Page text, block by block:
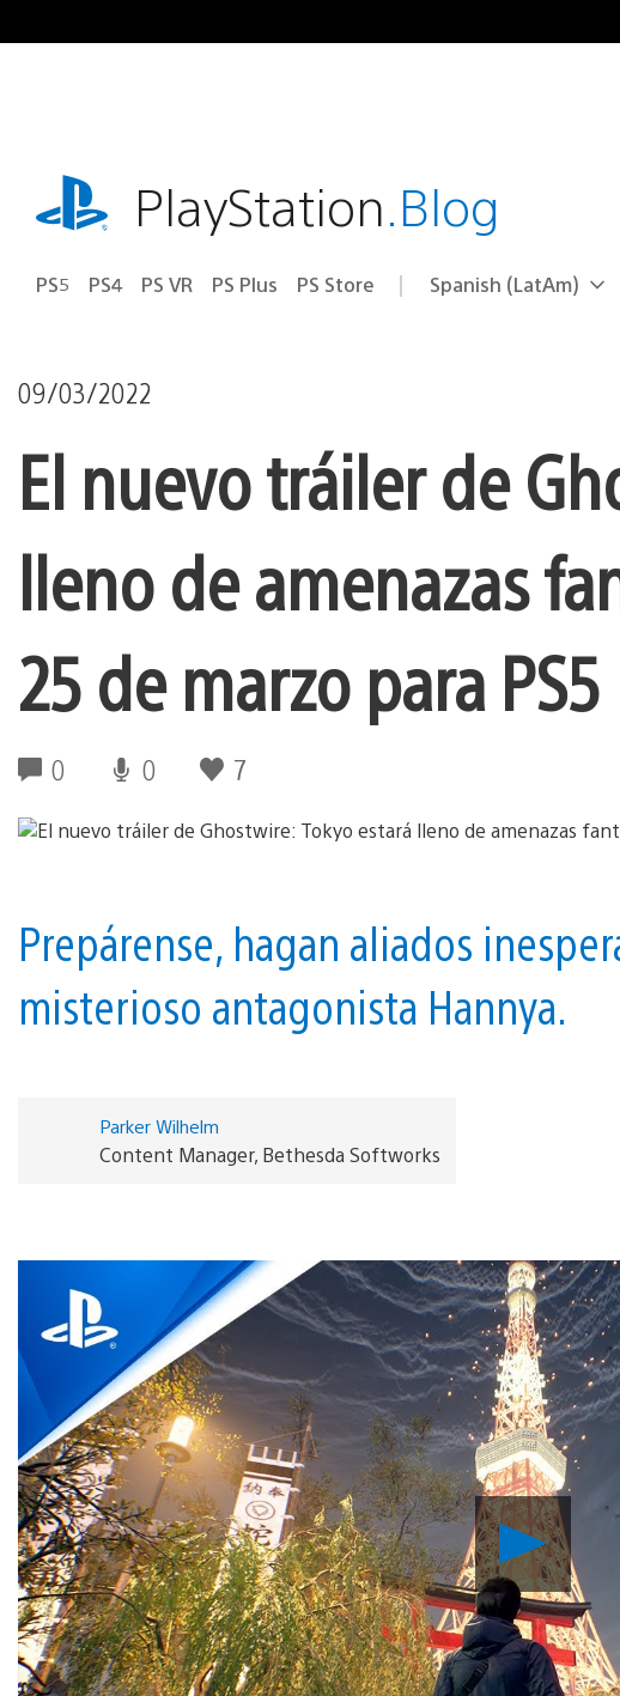
al
playstation.comPlayStation.Blog
PS5 PS4 PS VR PS Plus PS Store Elige
Región
Spanish (LatAm)
09/03/2022
El nuevo tráiler de
lleno de amenazas
25 de marzo para PS5
0 0 7
Prepárense, hagan aliados
misterioso antagonista Hannya.
Parker Wilhelm
Content Manager, Bethesda Softworks
Video